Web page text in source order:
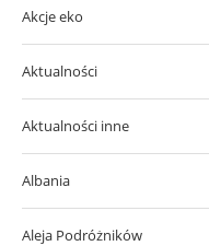
Akcje eko
Aktualności
Aktualności inne
Albania
Aleja Podróżników